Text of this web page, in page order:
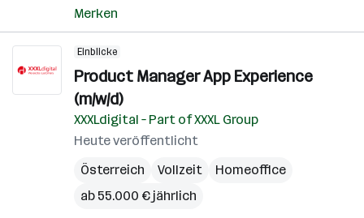
Merken
Einblicke
Product Manager App Experience
(m/w/d)
XXXLdigital – Part of XXXL Group
Heute veröffentlicht
Österreich
Vollzeit
Homeoffice
ab 55.000 € jährlich